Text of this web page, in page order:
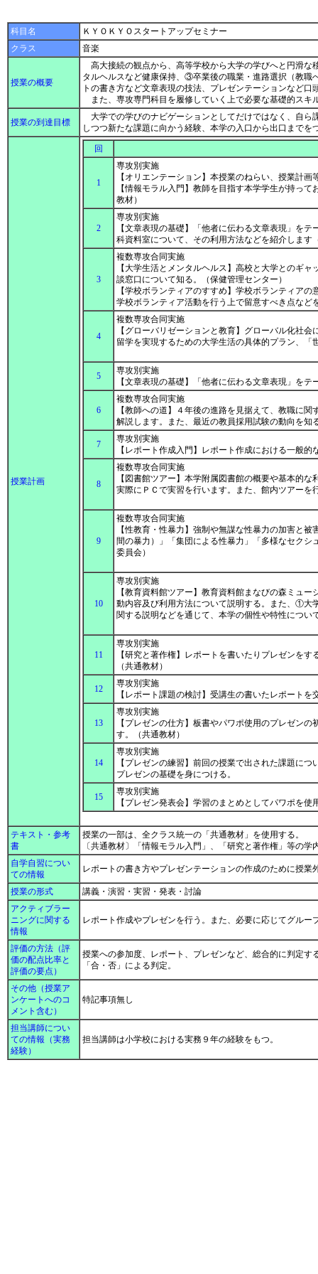
科目名
ＫＹＯＫＹＯスタートアップセミナー
クラス
音楽
授業の概要
高大接続の観点から、高等学校から大学の学びへと円滑
タルヘルスなど健康保持、③卒業後の職業・進路選択（教
トの書き方など文章表現の技法、プレゼンテーションなど口
また、専攻専門科目を履修していく上で必要な基礎的ス
授業の到達目標
大学での学びのナビゲーションとしてだけではなく、自ら
しつつ新たな課題に向かう経験、本学の入口から出口まで
授業計画
回
1
専攻別実施
【オリエンテーション】本授業のねらい、授業計画
【情報モラル入門】教師を目指す本学学生が持っ
教材）
2
専攻別実施
【文章表現の基礎】「他者に伝わる文章表現」を
科資料室について、その利用方法などを紹介します
3
複数専攻合同実施
【大学生活とメンタルヘルス】高校と大学とのギ
談窓口について知る。（保健管理センター）
【学校ボランティアのすすめ】学校ボランティア
学校ボランティア活動を行う上で留意すべき点な
4
複数専攻合同実施
【グローバリゼーションと教育】グローバル化社
留学を実現するための大学生活の具体的プラン、
5
専攻別実施
【文章表現の基礎】「他者に伝わる文章表現」を
6
複数専攻合同実施
【教師への道】４年後の進路を見据えて、教職に
解説します。また、最近の教員採用試験の動向を
7
専攻別実施
【レポート作成入門】レポート作成における一般
8
複数専攻合同実施
【図書館ツアー】本学附属図書館の概要や基本的
実際にＰＣで実習を行います。また、館内ツアーを
9
複数専攻合同実施
【性教育・性暴力】強制や無謀な性暴力の加害と
間の暴力）」「集団による性暴力」「多様なセク
委員会）
10
専攻別実施
【教育資料館ツアー】教育資料館まなびの森ミュ
動内容及び利用方法について説明する。また、①
関する説明などを通じて、本学の個性や特性につい
11
専攻別実施
【研究と著作権】レポートを書いたりプレゼンを
（共通教材）
12
専攻別実施
【レポート課題の検討】受講生の書いたレポート
13
専攻別実施
【プレゼンの仕方】板書やパワポ使用のプレゼン
す。（共通教材）
14
専攻別実施
【プレゼンの練習】前回の授業で出された課題に
プレゼンの基礎を身につける。
15
専攻別実施
【プレゼン発表会】学習のまとめとしてパワポを
テキスト・参考
書
授業の一部は、全クラス統一の「共通教材」を使用する。
〔共通教材〕「情報モラル入門」、「研究と著作権」等の学
自学自習につい
ての情報
レポートの書き方やプレゼンテーションの作成のために授
授業の形式
講義・演習・実習・発表・討論
アクティブラー
ニングに関する
情報
レポート作成やプレゼンを行う。また、必要に応じてグル
評価の方法（評
価の配点比率と
評価の要点）
授業への参加度、レポート、プレゼンなど、総合的に判定す
「合・否」による判定。
その他（授業ア
ンケートへのコ
メント含む）
特記事項無し
担当講師につい
ての情報（実務
経験）
担当講師は小学校における実務９年の経験をもつ。